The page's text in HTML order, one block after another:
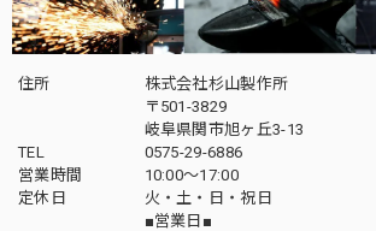
住所
株式会社杉山製作所
〒501-3829
岐阜県関市旭ヶ丘3-13
TEL
0575-29-6886
営業時間
10:00～17:00
定休日
火・土・日・祝日
■営業日■